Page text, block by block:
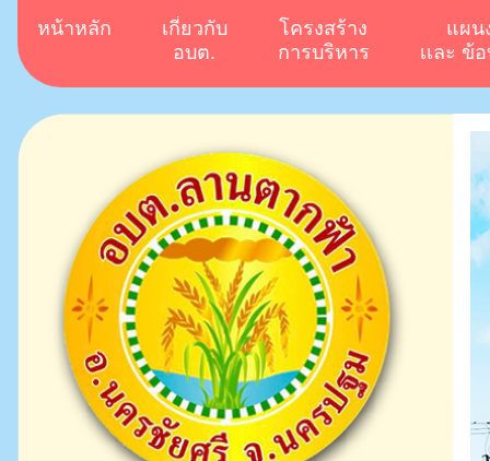
หน้าหลัก
เกี่ยวกับ
อบต.
โครงสร้าง
การบริหาร
แผน
เเละ